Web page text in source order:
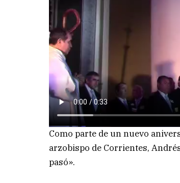
Como parte de un nuevo
arzobispo de Corrientes,
pasó».